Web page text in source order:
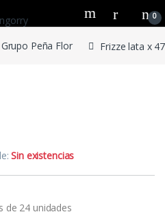
0
Grupo Peña Flor Frizze lata x
Sin existencias
de 24 unidades